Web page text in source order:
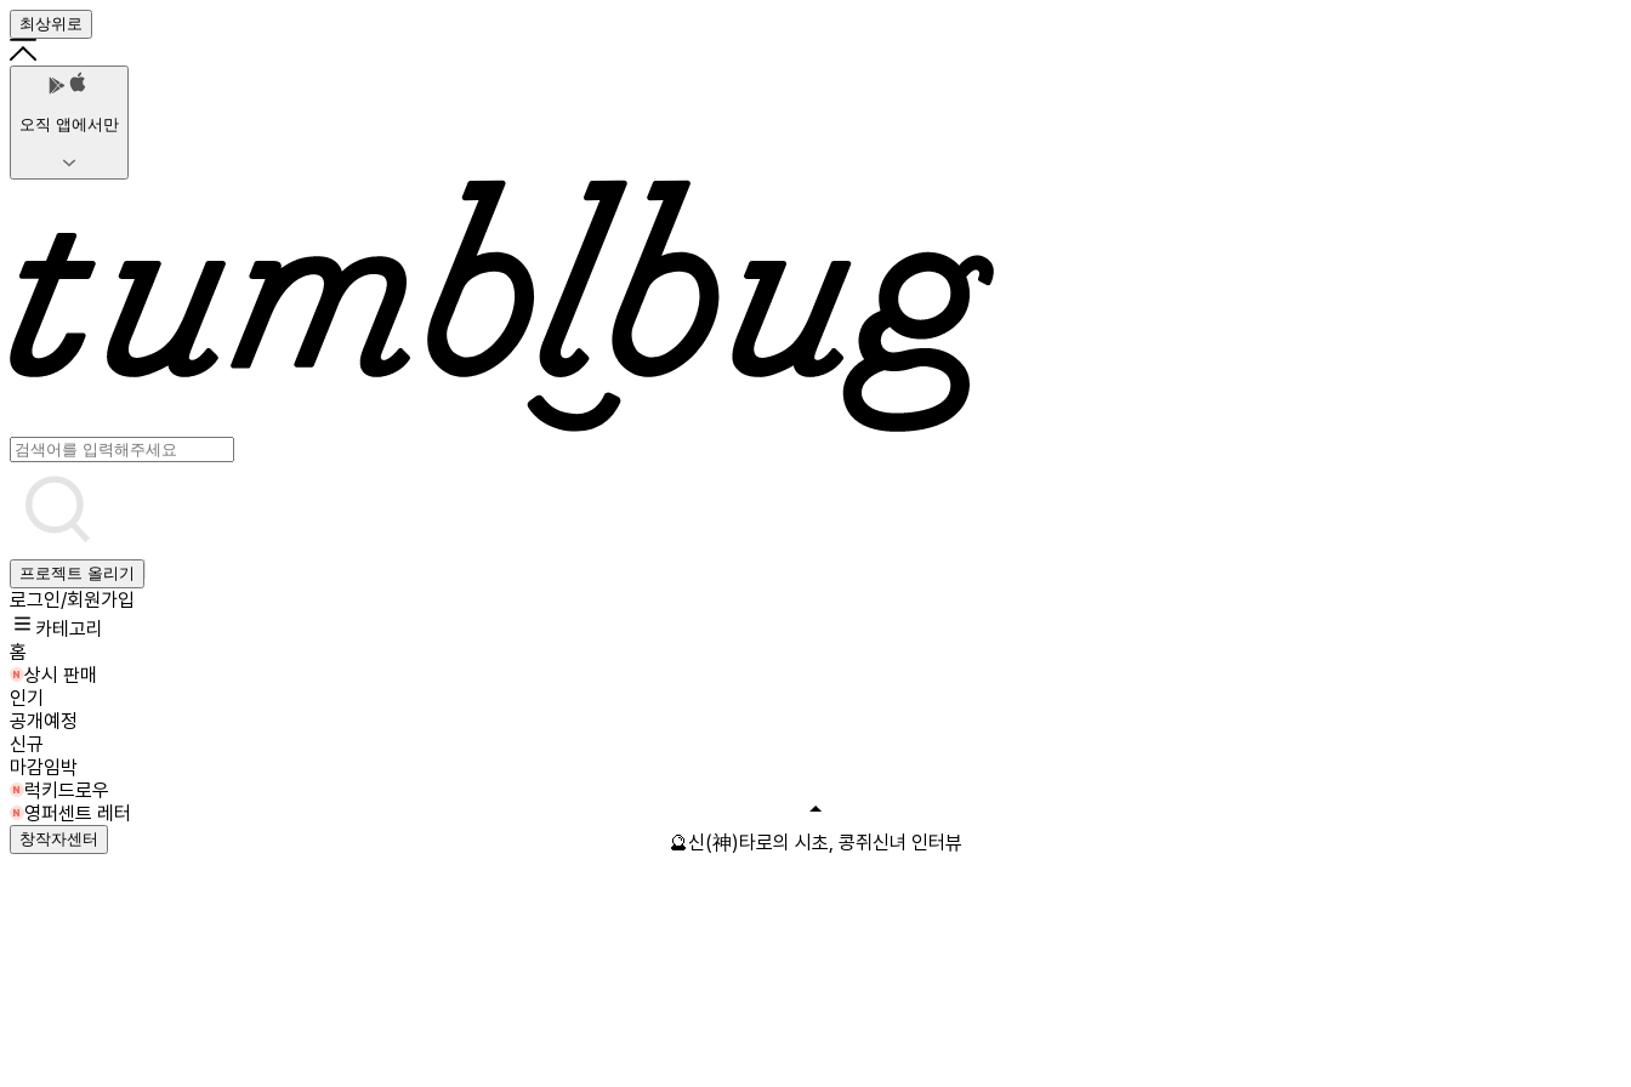
최상위로
오직 앱에서만
프로젝트 올리기
로그인/회원가입
카테고리
홈
상시 판매
인기
공개예정
신규
마감임박
럭키드로우
영퍼센트 레터
창작자센터 🔮신(神)타로의 시초, 콩쥐신녀 인터뷰